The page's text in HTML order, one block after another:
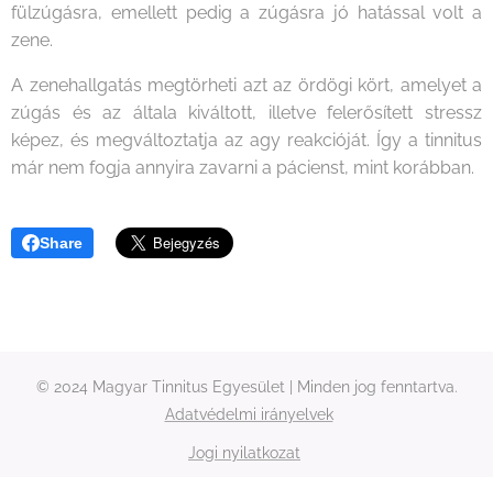
fülzúgásra, emellett pedig a zúgásra jó hatással volt a
zene.
A zenehallgatás megtörheti azt az ördögi kört, amelyet a
zúgás és az általa kiváltott, illetve felerősített stressz
képez, és megváltoztatja az agy reakcióját. Így a tinnitus
már nem fogja annyira zavarni a pácienst, mint korábban.
Share
© 2024 Magyar Tinnitus Egyesület | Minden jog fenntartva.
Adatvédelmi irányelvek
Jogi nyilatkozat